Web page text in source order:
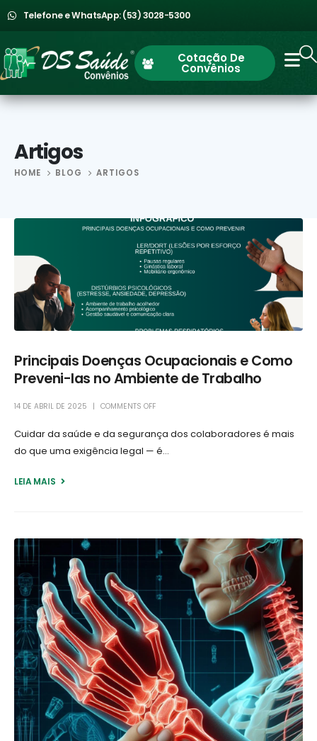
Telefone e WhatsApp: (53) 3028-5300
Cotação De
Convênios
Artigos
HOME BLOG ARTIGOS
Principais Doenças Ocupacionais e Como
Preveni-las no Ambiente de Trabalho
14 DE ABRIL DE 2025 COMMENTS OFF
Cuidar da saúde e da segurança dos colaboradores é mais
do que uma exigência legal — é...
LEIA MAIS +